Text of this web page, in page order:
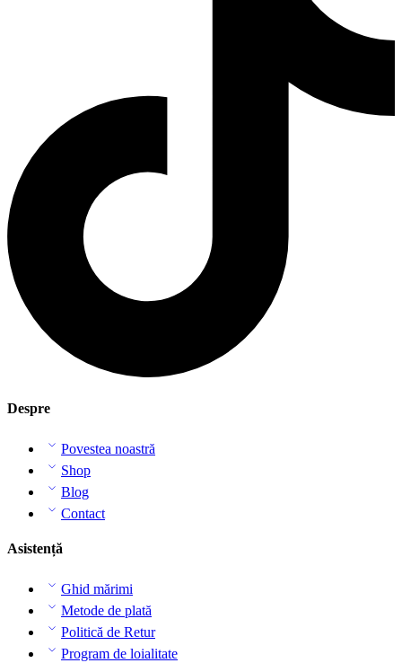
Despre
Povestea noastră
Shop
Blog
Contact
Asistență
Ghid mărimi
Metode de plată
Politică de Retur
Program de loialitate